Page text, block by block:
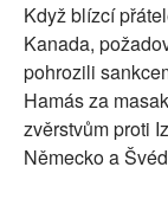
Když blízcí
Kanada,
pohrozili
Hamás za
zvěrstvům proti
Německo a